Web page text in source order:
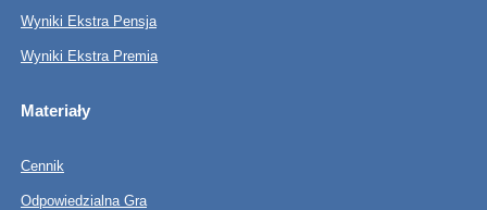
Wyniki Ekstra Pensja
Wyniki Ekstra Premia
Materiały
Cennik
Odpowiedzialna Gra